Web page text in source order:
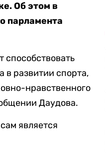
Об этом в
парламента
способствовать
в развитии спорта,
нравственного
Даудова.
является